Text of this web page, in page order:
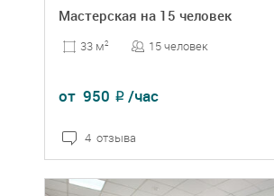
Мастерская на 15 человек
33 м2 15 человек
от 950 ₽ /час
4 отзыва